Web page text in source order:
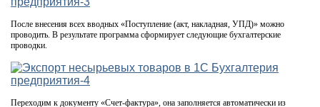
После внесения всех вводных «Поступление (акт, накладная, УПД)» можно
проводить. В результате программа сформирует следующие бухгалтерские
проводки.
Переходим к документу «Счет-фактура», она заполняется автоматически из